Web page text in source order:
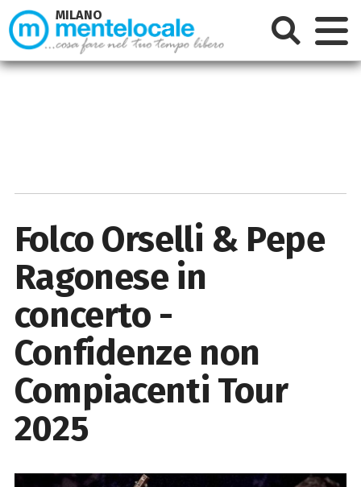
Folco Orselli & Pepe
Ragonese in
concerto -
Confidenze non
Compiacenti Tour
2025
MILANO